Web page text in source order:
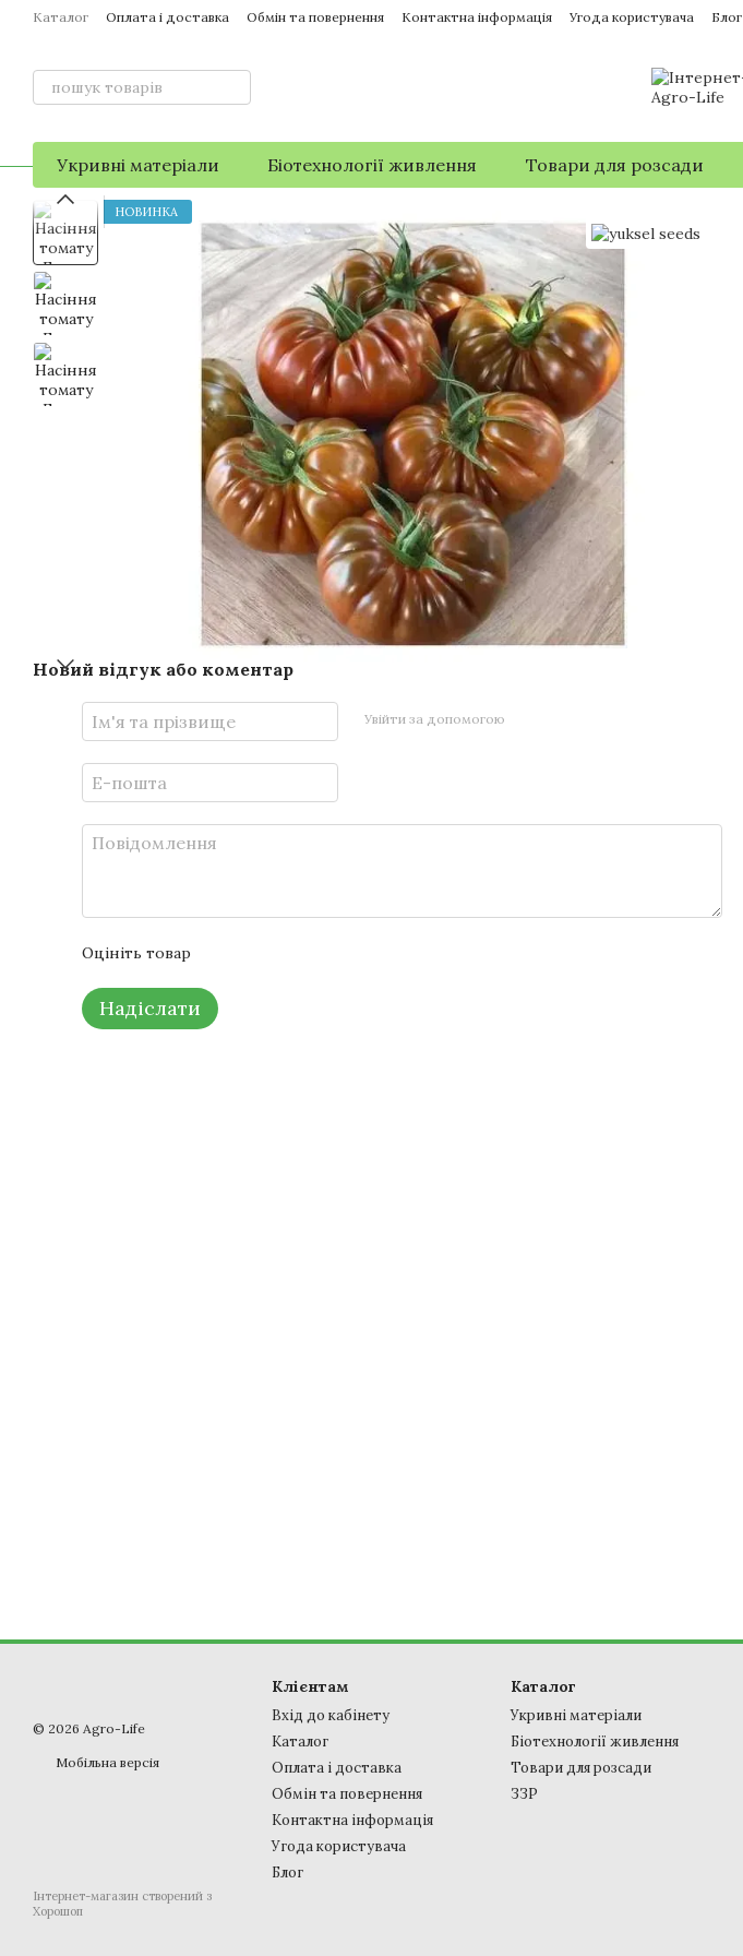
Перейти до основного контенту
Каталог Оплата і доставка Обмін та повернення Контактна інформація Угода користувача Блог
Укривні матеріали Біотехнології живлення Товари для розсади
НОВИНКА
Новий відгук або коментар
Увійти за допомогою
Оцініть товар
Надіслати
© 2026 Agro-Life
Мобільна версія
Інтернет-магазин створений з
Хорошоп
Клієнтам
Вхід до кабінету
Каталог
Оплата і доставка
Обмін та повернення
Контактна інформація
Угода користувача
Блог
Каталог
Укривні матеріали
Біотехнології живлення
Товари для розсади
ЗЗР